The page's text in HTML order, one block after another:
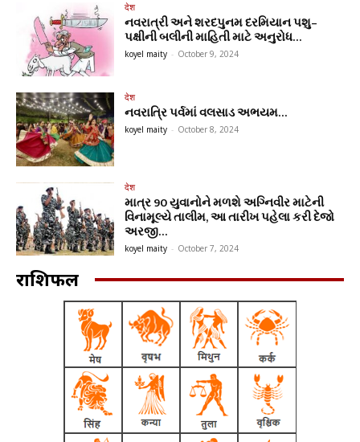
देश
નવરાત્રી અને શરદપુનમ દરમિયાન પશુ–
પક્ષીની બલીની માહિતી માટે અનુરોધ…
koyel maity - October 9, 2024
देश
નવરાત્રિ પર્વમાં વલસાડ અભયમ…
koyel maity - October 8, 2024
देश
માત્ર 90 યુવાનોને મળશે અગ્નિવીર માટેની
વિનામૂલ્યે તાલીમ, આ તારીખ પહેલા કરી દેજો
અરજી…
koyel maity - October 7, 2024
राशिफल